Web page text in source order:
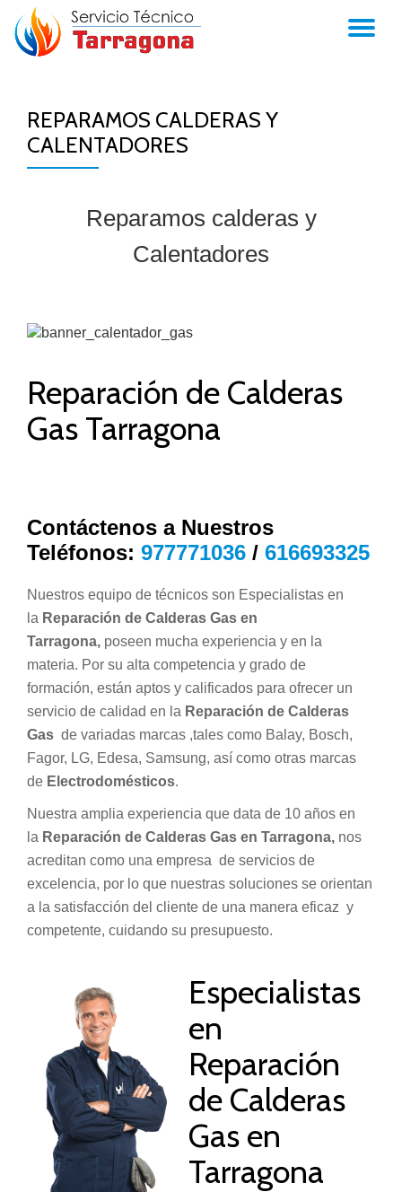
Skip
REPARAMOS CALDERAS Y
CALENTADORES
Reparamos calderas y
Calentadores
Reparación de Calderas
Gas Tarragona
Contáctenos a Nuestros
Teléfonos: 977771036 / 616693325
Nuestros equipo de técnicos son Especialistas en
la Reparación de Calderas Gas en
Tarragona, poseen mucha experiencia y en la
materia. Por su alta competencia y grado de
formación, están aptos y calificados para ofrecer un
servicio de calidad en la Reparación de Calderas
Gas de variadas marcas ,tales como Balay, Bosch,
Fagor, LG, Edesa, Samsung, así como otras marcas
de Electrodomésticos.
Nuestra amplia experiencia que data de 10 años en
la Reparación de Calderas Gas en Tarragona, nos
acreditan como una empresa de servicios de
excelencia, por lo que nuestras soluciones se orientan
a la satisfacción del cliente de una manera eficaz y
competente, cuidando su presupuesto.
Especialistas
en
Reparación
de Calderas
Gas en
Tarragona